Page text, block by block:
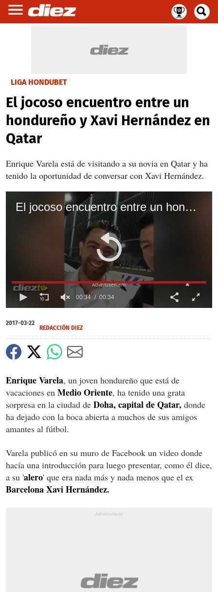
LIGA HONDUBET
El jocoso encuentro entre un
hondureño y Xavi Hernández en
Qatar
Enrique Varela está de visitando a su novia en Qatar y ha
tenido la oportunidad de conversar con Xavi Hernández.
El jocoso encuentro entre un hondureño y Xavi Hernández en Qatar
of
34
00:34 00:34
X
2017-03-22
REDACCIÓN DIEZ
Enrique Varela, un joven hondureño que está de
vacaciones en Medio Oriente, ha tenido una grata
sorpresa en la ciudad de Doha, capital de Qatar, donde
ha dejado con la boca abierta a muchos de sus amigos
amantes al fútbol.
Varela publicó en su muro de Facebook un video donde
hacía una introducción para luego presentar, como él dice,
a su 'alero' que era nada más y nada menos que el ex
Barcelona Xavi Hernández.